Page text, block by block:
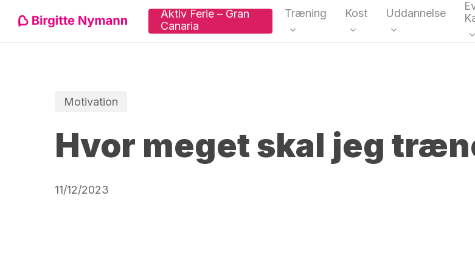
Tryk "enter" for at søge eller ESC for at lukke
Aktiv Ferie – Gran
Canaria
Træning Kost Uddannelse
Motivation
Hvor meget skal jeg
11/12/2023